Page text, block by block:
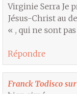
Virginie Serra Je
Jésus-Christ au
« , qui ne sont
Répondre
Franck Todisco